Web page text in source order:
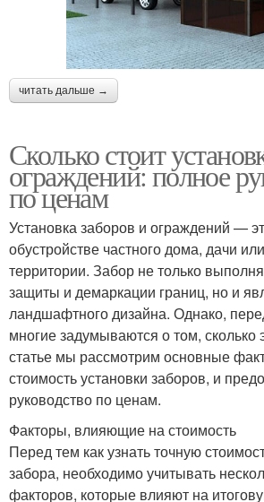
читать дальше →
Сколько стоит
ограждений: полное
по ценам
Установка заборов и ограждений —
обустройстве частного дома, дачи
территории. Забор не только
защиты и демаркации границ, но и
ландшафтного дизайна. Однако,
многие задумываются о том, сколько
статье мы рассмотрим основные
стоимость установки заборов, и
руководство по ценам.
Факторы, влияющие на стоимость
Перед тем как узнать точную
забора, необходимо учитывать
факторов, которые влияют на